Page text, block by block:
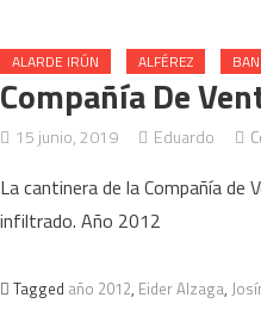
ALARDE IRÚN ALFÉREZ
Compañía De
15 junio, 2019 Eduardo
La cantinera de la Compañía de
infiltrado. Año 2012
Tagged año 2012, Eider Alzaga,